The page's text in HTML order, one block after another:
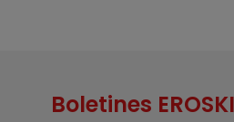
Boletines